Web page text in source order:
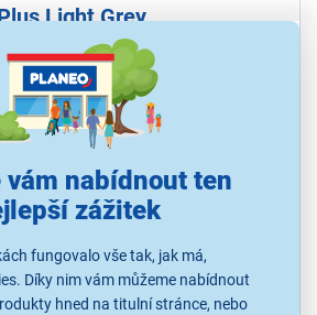
vám nabídnout ten
zážitek
fungovalo vše tak, jak má,
Díky nim vám můžeme nabídnout
hned na titulní stránce, nebo
Light Grey
od 6m+, odpružení 4 kol, kolečka z pěny
zad, nastavitelná opěrka nohou, 5bodové
madlo, nožní brzda, velký spodní